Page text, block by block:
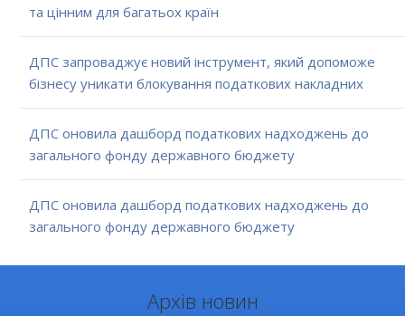
та цінним для багатьох країн
ДПС запроваджує новий інструмент, який допоможе
бізнесу уникати блокування податкових накладних
ДПС оновила дашборд податкових надходжень до
загального фонду державного бюджету
ДПС оновила дашборд податкових надходжень до
загального фонду державного бюджету
Архів новин